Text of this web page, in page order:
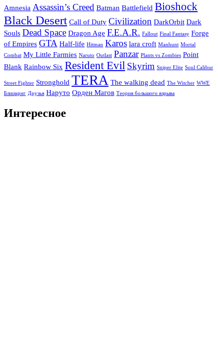
Amnesia Assassin’s Creed Batman Battlefield Bioshock
Black Desert Call of Duty Civilization DarkOrbit Dark
Souls Dead Space Dragon Age F.E.A.R. Fallout Final Fantasy Forge
of Empires GTA Half-life Hitman Karos lara croft Manhunt Mortal
Combat My Little Farmies Naruto Outlast Panzar Plants vs Zombies Point
Blank Rainbow Six Resident Evil Skyrim Sniper Elite Soul Calibur
Street Fighter Stronghold TERA The walking dead The Witcher WWE
Блицкриг Друзья Наруто Орден Магов Теория большого взрыва
Интересное